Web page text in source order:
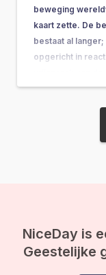
beweging
kaart zette. De
bestaat al
opgericht in
jarige Trayvon
NiceDay is
Geestelijke